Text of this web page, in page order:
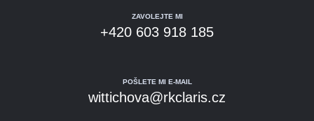
ZAVOLEJTE MI
+420 603 918 185
POŠLETE MI E-MAIL
wittichova@rkclaris.cz